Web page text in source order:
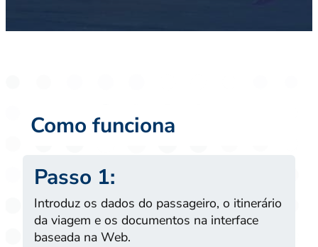
Como funciona
Passo 1:
Introduz os dados do passageiro, o itinerário
da viagem e os documentos na interface
baseada na Web.